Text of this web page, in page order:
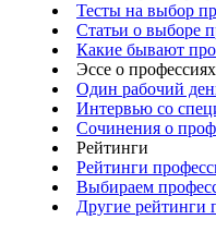
Тесты на выбор
Статьи о выборе
Какие бывают
Эссе о профессиях
Один рабочий
Интервью со
Сочинения о
Рейтинги
Рейтинги
Выбираем
Другие рейтинги